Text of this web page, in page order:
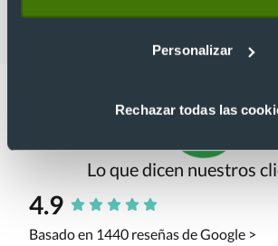
Personalizar
Rechazar todas las
Lo que dicen nuestros
4.9
Basado en 1440 reseñas de Google >